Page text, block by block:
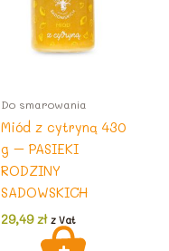
Do smarowania
Miód z cytryną 430
g – PASIEKI
RODZINY
SADOWSKICH
29,49zł z Vat